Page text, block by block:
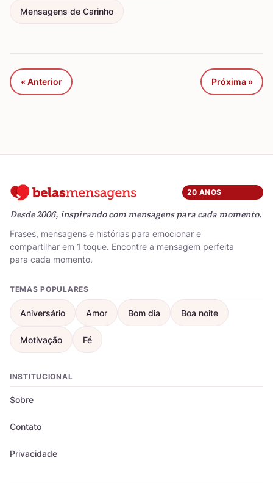
Mensagens de Carinho
« Anterior Próxima »
20 ANOS
Desde 2006, inspirando com mensagens para cada momento.
Frases, mensagens e histórias para emocionar e
compartilhar em 1 toque. Encontre a mensagem perfeita
para cada momento.
TEMAS POPULARES
Aniversário Amor Bom dia Boa noite
Motivação Fé
INSTITUCIONAL
Sobre
Contato
Privacidade